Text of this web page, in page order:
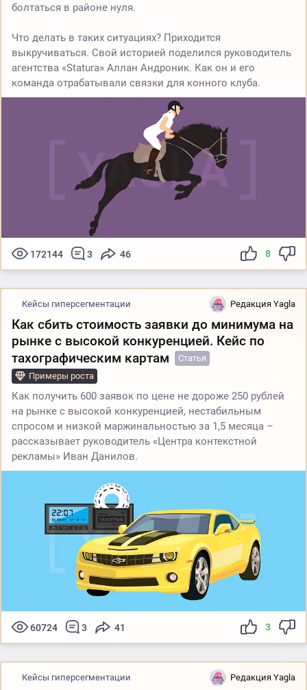
болтаться в районе нуля.
Что делать в таких ситуациях? Приходится
выкручиваться. Свой историей поделился руководитель
агентства «Statura» Аллан Андроник. Как он и его
команда отрабатывали связки для конного клуба.
172144 3 46 8
Кейсы гиперсегментации Редакция Yagla
Как сбить стоимость заявки до минимума на
рынке с высокой конкуренцией. Кейс по
тахографическим картам
Статья
Примеры роста
Как получить 600 заявок по цене не дороже 250 рублей
на рынке с высокой конкуренцией, нестабильным
спросом и низкой маржинальностью за 1,5 месяца –
рассказывает руководитель «Центра контекстной
рекламы» Иван Данилов.
60724 3 41 3
Кейсы гиперсегментации Редакция Yagla